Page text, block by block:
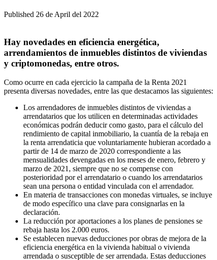
Published 26 de April del 2022
Hay novedades en eficiencia energética,
arrendamientos de inmuebles distintos de viviendas
y criptomonedas, entre otros.
Como ocurre en cada ejercicio la campaña de la Renta 2021
presenta diversas novedades, entre las que destacamos las siguientes:
Los arrendadores de inmuebles distintos de viviendas a
arrendatarios que los utilicen en determinadas actividades
económicas podrán deducir como gasto, para el cálculo del
rendimiento de capital inmobiliario, la cuantía de la rebaja en
la renta arrendaticia que voluntariamente hubieran acordado a
partir de 14 de marzo de 2020 correspondiente a las
mensualidades devengadas en los meses de enero, febrero y
marzo de 2021, siempre que no se compense con
posterioridad por el arrendatario o cuando los arrendatarios
sean una persona o entidad vinculada con el arrendador.
En materia de transacciones con monedas virtuales, se incluye
de modo específico una clave para consignarlas en la
declaración.
La reducción por aportaciones a los planes de pensiones se
rebaja hasta los 2.000 euros.
Se establecen nuevas deducciones por obras de mejora de la
eficiencia energética en la vivienda habitual o vivienda
arrendada o susceptible de ser arrendada. Estas deducciones